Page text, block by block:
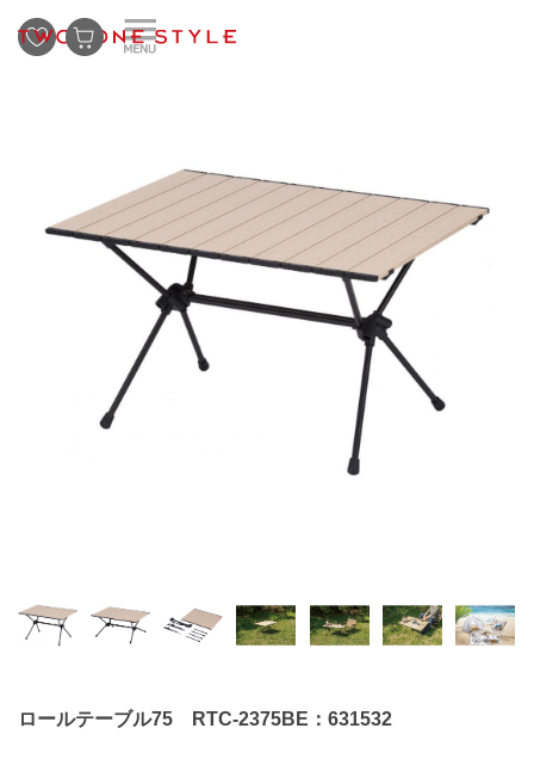
ロールテーブル75 RTC-2375BE：631532